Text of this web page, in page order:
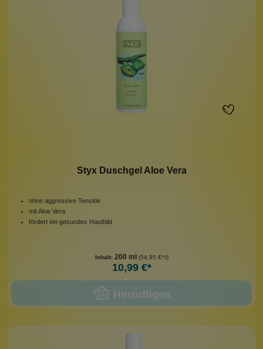
Styx Duschgel Aloe Vera
ohne aggressive Tenside
mit Aloe Vera
fördert ein gesundes Hautbild
Inhalt: 200 ml (54,95 €*/l)
10,99 €*
Hinzufügen